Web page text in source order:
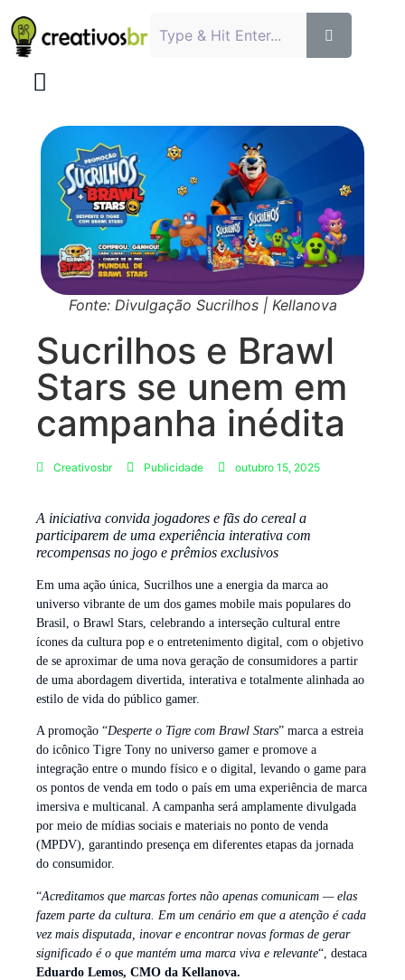
Fonte: Divulgação Sucrilhos | Kellanova
Sucrilhos e Brawl
Stars se unem em
campanha inédita
Creativosbr Publicidade outubro 15, 2025
A iniciativa convida jogadores e fãs do cereal a
participarem de uma experiência interativa com
recompensas no jogo e prêmios exclusivos
Em uma ação única, Sucrilhos une a energia da marca ao
universo vibrante de um dos games mobile mais populares do
Brasil, o Brawl Stars, celebrando a interseção cultural entre
ícones da cultura pop e o entretenimento digital, com o objetivo
de se aproximar de uma nova geração de consumidores a partir
de uma abordagem divertida, interativa e totalmente alinhada ao
estilo de vida do público gamer.
A promoção “Desperte o Tigre com Brawl Stars” marca a estreia
do icônico Tigre Tony no universo gamer e promove a
integração entre o mundo físico e o digital, levando o game para
os pontos de venda em todo o país em uma experiência de marca
imersiva e multicanal. A campanha será amplamente divulgada
por meio de mídias sociais e materiais no ponto de venda
(MPDV), garantindo presença em diferentes etapas da jornada
do consumidor.
“Acreditamos que marcas fortes não apenas comunicam — elas
fazem parte da cultura. Em um cenário em que a atenção é cada
vez mais disputada, inovar e encontrar novas formas de gerar
significado é o que mantém uma marca viva e relevante“, destaca
Eduardo Lemos, CMO da Kellanova.